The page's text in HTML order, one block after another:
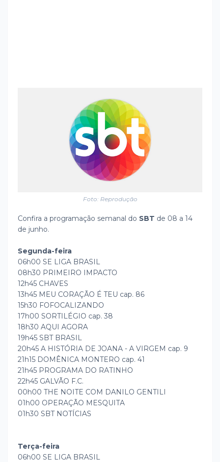
Foto: Reprodução
Confira a programação semanal do SBT de 08 a 14
de junho.
Segunda-feira
06h00 SE LIGA BRASIL
08h30 PRIMEIRO IMPACTO
12h45 CHAVES
13h45 MEU CORAÇÃO É TEU cap. 86
15h30 FOFOCALIZANDO
17h00 SORTILÉGIO cap. 38
18h30 AQUI AGORA
19h45 SBT BRASIL
20h45 A HISTÓRIA DE JOANA - A VIRGEM cap. 9
21h15 DOMÊNICA MONTERO cap. 41
21h45 PROGRAMA DO RATINHO
22h45 GALVÃO F.C.
00h00 THE NOITE COM DANILO GENTILI
01h00 OPERAÇÃO MESQUITA
01h30 SBT NOTÍCIAS
Terça-feira
06h00 SE LIGA BRASIL